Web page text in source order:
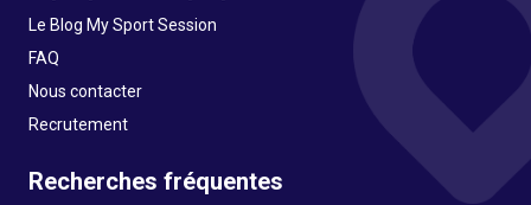
Le Blog My Sport Session
FAQ
Nous contacter
Recrutement
Recherches fréquentes